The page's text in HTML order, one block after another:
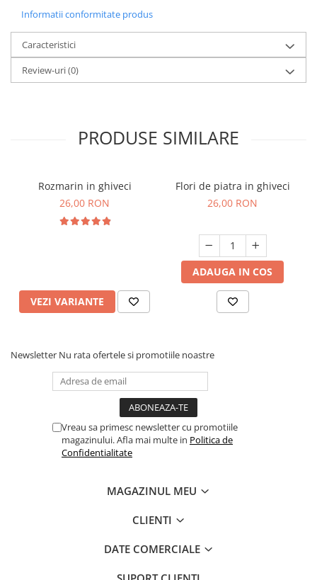
Informatii conformitate produs
Caracteristici
Review-uri(0)
PRODUSE SIMILARE
Rozmarin in ghiveci
26,00 RON
VEZI VARIANTE
Flori de piatra in ghiveci
26,00 RON
ADAUGA IN COS
Newsletter Nu rata ofertele si promotiile noastre
Vreau sa primesc newsletter cu promotiile
magazinului. Afla mai multe in Politica de
Confidentialitate
MAGAZINUL MEU
CLIENTI
DATE COMERCIALE